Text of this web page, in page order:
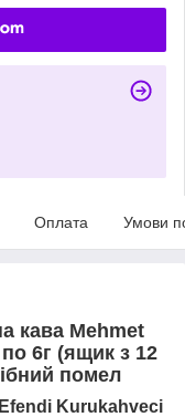
Оплата Умови
кава Mehmet
6г (ящик з 12
помел
Kurukahveci